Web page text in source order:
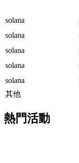
solana
solana
solana
solana
solana
其他
熱門活動